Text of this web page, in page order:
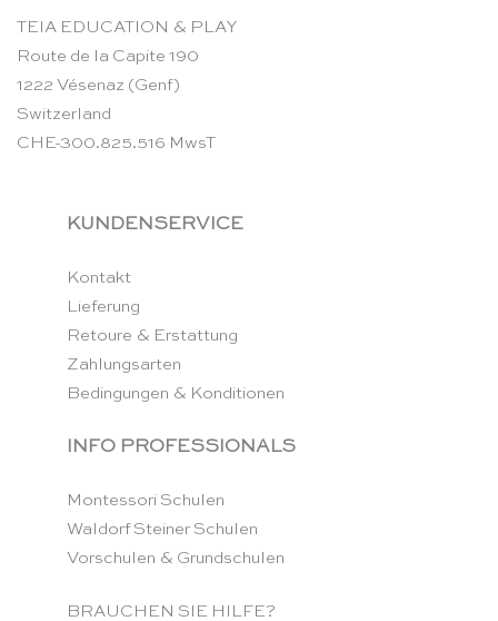
TEIA EDUCATION & PLAY
Route de la Capite 190
1222 Vésenaz (Genf)
Switzerland
CHE-300.825.516 MwsT
KUNDENSERVICE
Kontakt
Lieferung
Retoure & Erstattung
Zahlungsarten
Bedingungen & Konditionen
INFO PROFESSIONALS
Montessori Schulen
Waldorf Steiner Schulen
Vorschulen & Grundschulen
BRAUCHEN SIE HILFE?